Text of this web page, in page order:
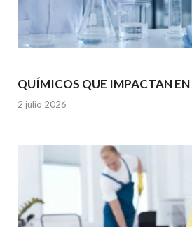
QUÍMICOS QUE IMPACTAN
2 julio 2026